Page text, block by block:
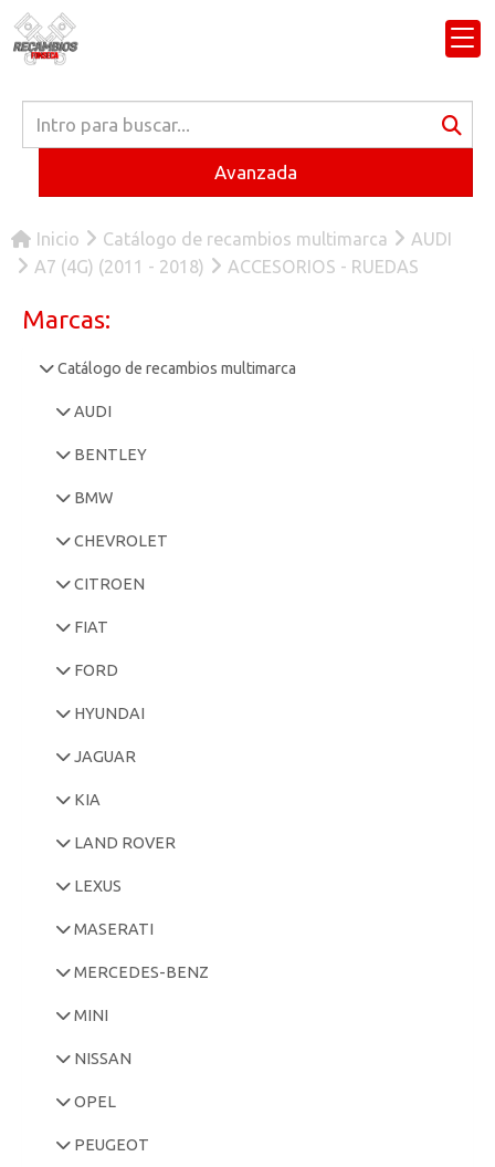
Avanzada
Inicio Catálogo de recambios multimarca
AUDI
A7 (4G) (2011 - 2018)
ACCESORIOS - RUEDAS
Marcas:
Catálogo de recambios multimarca
AUDI
BENTLEY
BMW
CHEVROLET
CITROEN
FIAT
FORD
HYUNDAI
JAGUAR
KIA
LAND ROVER
LEXUS
MASERATI
MERCEDES-BENZ
MINI
NISSAN
OPEL
PEUGEOT